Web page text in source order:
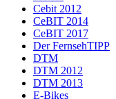
Cebit 2012
CeBIT 2014
CeBIT 2017
Der FernsehTIPP
DTM
DTM 2012
DTM 2013
E-Bikes